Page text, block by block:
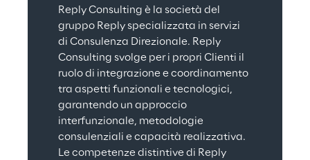
Reply Consulting è la società del
gruppo Reply specializzata in servizi
di Consulenza Direzionale. Reply
Consulting svolge per i propri Clienti il
ruolo di integrazione e coordinamento
tra aspetti funzionali e tecnologici,
garantendo un approccio
interfunzionale, metodologie
consulenziali e capacità realizzativa.
Le competenze distintive di Reply